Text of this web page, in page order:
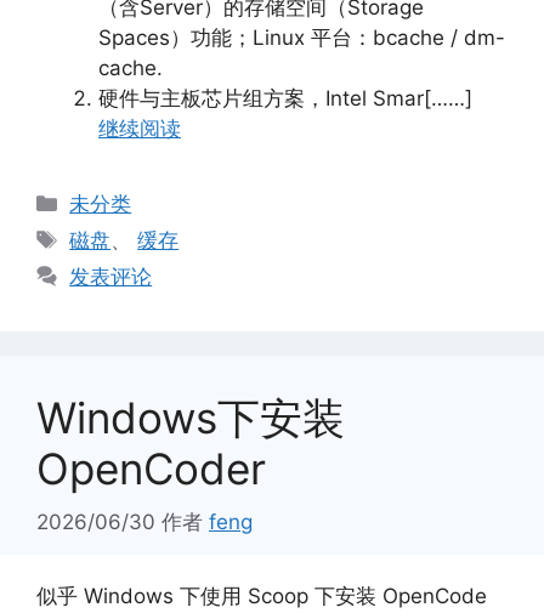
（含Server）的存储空间（Storage
Spaces）功能；Linux 平台：bcache / dm-
cache.
硬件与主板芯片组方案，Intel Smar[……]
继续阅读
分
类
未分类
标
签
磁盘、缓存
发表评论
Windows下安装
OpenCoder
2026/06/30 作者 feng
似乎 Windows 下使用 Scoop 下安装 OpenCode